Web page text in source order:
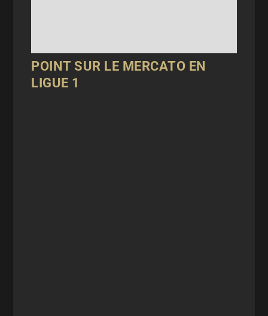
POINT SUR LE MERCATO EN
LIGUE 1